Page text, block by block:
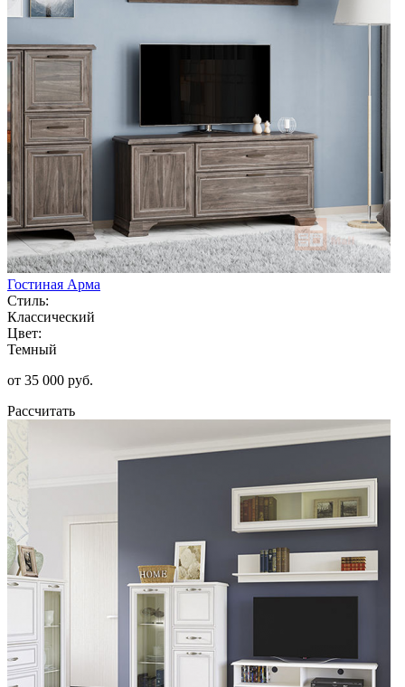
Гостиная Арма
Стиль:
Классический
Цвет:
Темный
от 35 000 руб.
Рассчитать